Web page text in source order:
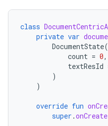
class
private var
DocumentState(
count = 0,
textResId
)
)
override fun
super .onCreate